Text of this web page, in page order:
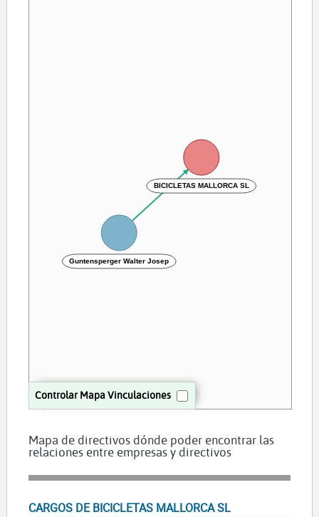
Controlar Mapa Vinculaciones
BICICLETAS MALLORCA SL
Guntensperger Walter Josep
Mapa de directivos dónde poder encontrar las
relaciones entre empresas y directivos
CARGOS DE BICICLETAS MALLORCA SL